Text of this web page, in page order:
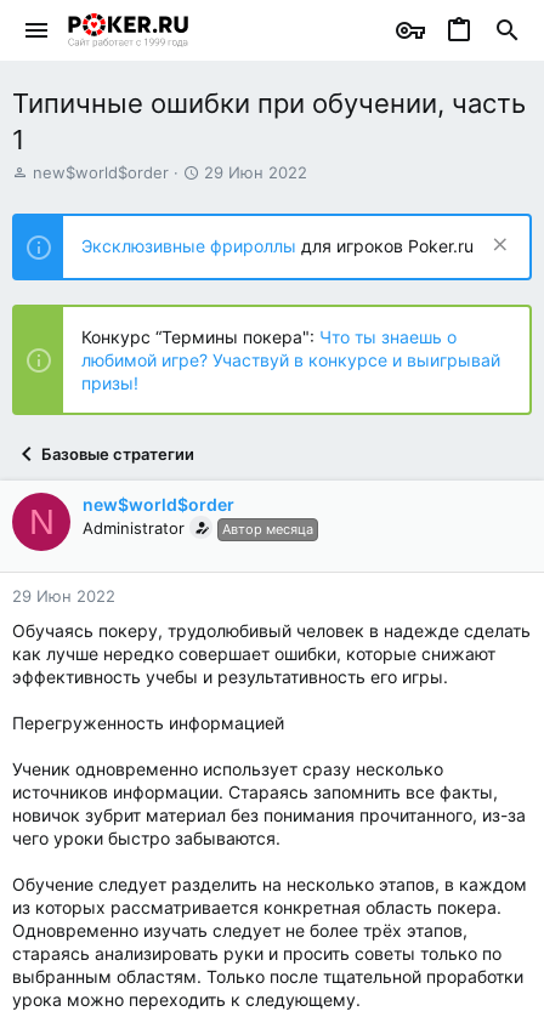
Типичные ошибки при обучении, часть
1
А
т
о
р
т
е
ы
new$world$order
Д
т
н
а
ч
л
а
29 Июн 2022
Эксклюзивные фрироллы для игроков Poker.ru
Конкурс “Термины покера": Что ты знаешь о
любимой игре? Участвуй в конкурсе и выигрывай
призы!
Базовые стратегии
N new$world$order
Administrator Автор месяца
29 Июн 2022
Обучаясь покеру, трудолюбивый человек в надежде сделать
как лучше нередко совершает ошибки, которые снижают
эффективность учебы и результативность его игры.
Перегруженность информацией
Ученик одновременно использует сразу несколько
источников информации. Стараясь запомнить все факты,
новичок зубрит материал без понимания прочитанного, из-за
чего уроки быстро забываются.
Обучение следует разделить на несколько этапов, в каждом
из которых рассматривается конкретная область покера.
Одновременно изучать следует не более трёх этапов,
стараясь анализировать руки и просить советы только по
выбранным областям. Только после тщательной проработки
урока можно переходить к следующему.